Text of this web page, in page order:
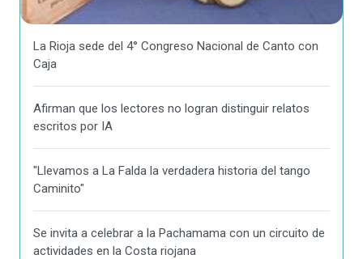
La Rioja sede del 4° Congreso Nacional de Canto con
Caja
Afirman que los lectores no logran distinguir relatos
escritos por IA
"Llevamos a La Falda la verdadera historia del tango
Caminito"
Se invita a celebrar a la Pachamama con un circuito de
actividades en la Costa riojana